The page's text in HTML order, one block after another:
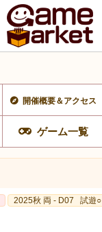
開催概要＆アクセス
ゲーム一覧
2025秋 両 - D07 試遊○